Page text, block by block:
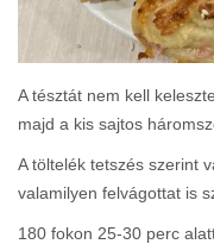
A tésztát nem kell
majd a kis sajtos
A töltelék tetszés szerint
valamilyen felvágottat is
180 fokon 25-30 perc